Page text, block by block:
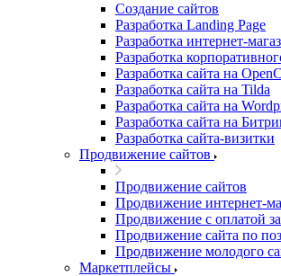
Создание сайтов
Разработка Landing Page
Разработка интернет-
Разработка
Разработка сайта на
Разработка сайта на Tilda
Разработка сайта на
Разработка сайта на
Разработка сайта-визитки
Продвижение сайтов
Продвижение сайтов
Продвижение интернет-
Продвижение с оплатой за
Продвижение сайта по
Продвижение молодого
Маркетплейсы